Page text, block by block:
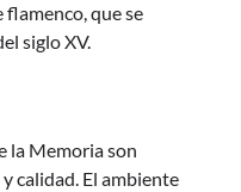
que se
siglo XV.
la Memoria son
calidad. El ambiente